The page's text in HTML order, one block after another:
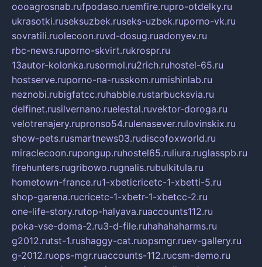
oooagrosnab.rufpodaso.ruemfire.rupro-otdelky.ru
ukrasotki.ruseksuzbek.ruseks-uzbek.ruporno-vk.ru
sovratili.ruolecoon.ruvd-dosug.ruadonyev.ru
rbc-news.ruporno-skvirt.rukrospr.ru
13autor-kolonka.rusormol.ru2rich.ruhostel-65.ru
hostserve.ruporno-na-russkom.rumishinlab.ru
neznobi.rubigfatcc.ruhabble.rustarbucksvia.ru
delfinet.rusilvernano.ruelestal.ruvektor-doroga.ru
velotrenajery.rupronso54.rulenasever.rulovinskix.ru
show-pets.rusmartnews03.rudiscofoxworld.ru
miraclecoon.rupongup.ruhostel65.ruliura.ruglasspb.ru
firehunters.rugribowo.rugnalis.rubulkitula.ru
hometown-france.ru1-xbeticricetc-1-xbetti-5.ru
shop-garena.rucricetc-1-xbetr-1-xbetcc-2.ru
one-life-story.rutop-halyava.ruaccounts112.ru
poka-vse-doma-2.ru3-d-file.ruhahahaharms.ru
g2012.rutst-1.rushaggy-cat.ruopsmgr.ruev-gallery.ru
g-2012.ruops-mgr.ruaccounts-112.rucsm-demo.ru